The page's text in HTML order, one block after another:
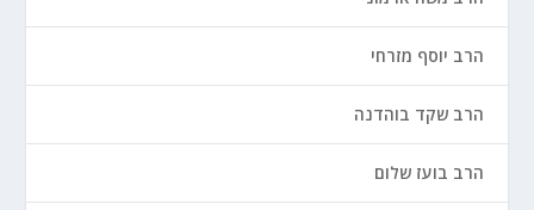
הרב יוסף מזרחי
הרב שקד בוהדנה
הרב בועז שלום